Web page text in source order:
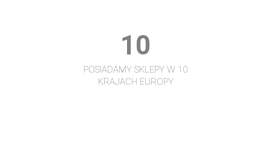
10
POSIADAMY SKLEPY W 10
KRAJACH EUROPY